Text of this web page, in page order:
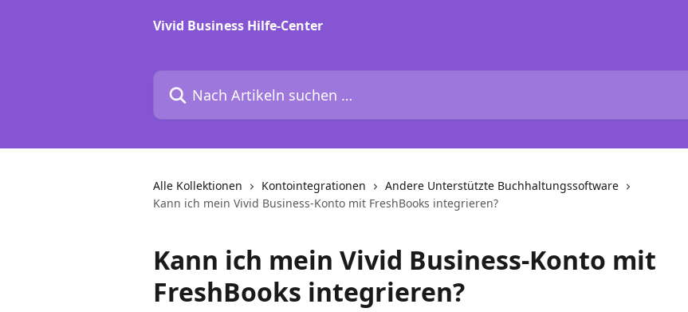
Vivid Business Hilfe-Center
Nach Artikeln suchen …
Alle Kollektionen Kontointegrationen
Andere Unterstützte Buchhaltungssoftware
Kann ich mein Vivid Business-Konto mit FreshBooks integrieren?
Kann ich mein Vivid Business-Konto mit
FreshBooks integrieren?